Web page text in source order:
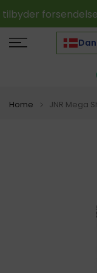
Skip
to
content
til
Home JNR Mega